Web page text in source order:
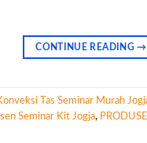
CONTINUE READING→
Tas Seminar Murah
Seminar Kit Jogja,